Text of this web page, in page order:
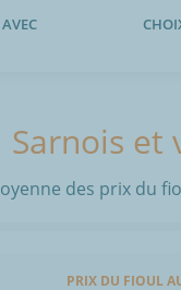
Sarnois et
des prix du
PRIX DU FIOUL